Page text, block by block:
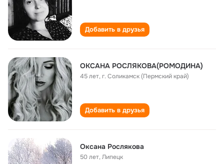
Добавить в друзья
ОКСАНА РОСЛЯКОВА(РОМОДИНА)
45 лет,г. Соликамск (Пермский край)
Добавить в друзья
Оксана Рослякова
50 лет,Липецк